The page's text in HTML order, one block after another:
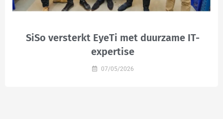
SiSo versterkt EyeTi met duurzame IT-
expertise
07/05/2026